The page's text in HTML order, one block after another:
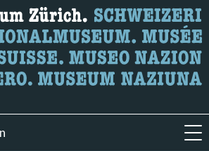
Sie?
der Seite suchen.